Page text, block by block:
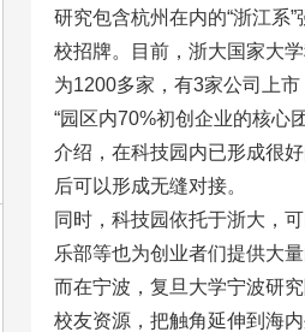
研究包含杭州在内的“浙江系
校招牌。目前，浙大国家大
为1200多家，有3家公司上
“园区内70%初创企业的核心
介绍，在科技园内已形成很
后可以形成无缝对接。
同时，科技园依托于浙大，
乐部等也为创业者们提供大量
而在宁波，复旦大学宁波研
校友资源，把触角延伸到海